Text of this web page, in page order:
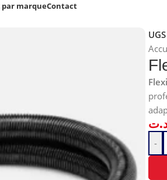
par marqueContact
-